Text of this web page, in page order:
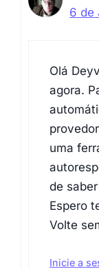
6 de
Olá
agora.
uma
de
Espero
Volte
Inicie a